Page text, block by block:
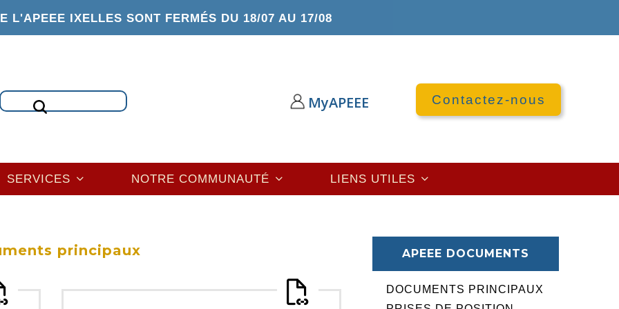
L'APEEE IXELLES SONT FERMÉS DU 18/07 AU 17/08
Rechercher MyAPEEE Contactez-nous
SERVICES NOTRE COMMUNAUTÉ LIENS UTILES
principaux APEEE DOCUMENTS
DOCUMENTS PRINCIPAUX